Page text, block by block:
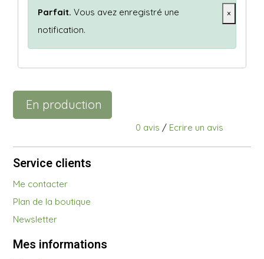
×
Parfait. Vous avez enregistré une
notification.
En production
0 avis / Ecrire un avis
Service clients
Me contacter
Plan de la boutique
Newsletter
Mes informations